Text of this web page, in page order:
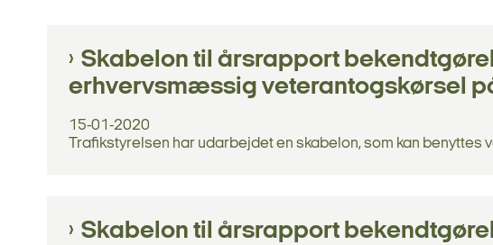
Skabelon til årsrapport
erhvervsmæssig veterantogskørsel
15-01-2020
Trafikstyrelsen har udarbejdet en skabelon, som kan
Skabelon til årsrapport